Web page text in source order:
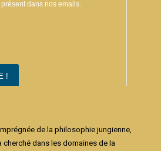
de la philosophie jungienne,
cherché dans les domaines de la